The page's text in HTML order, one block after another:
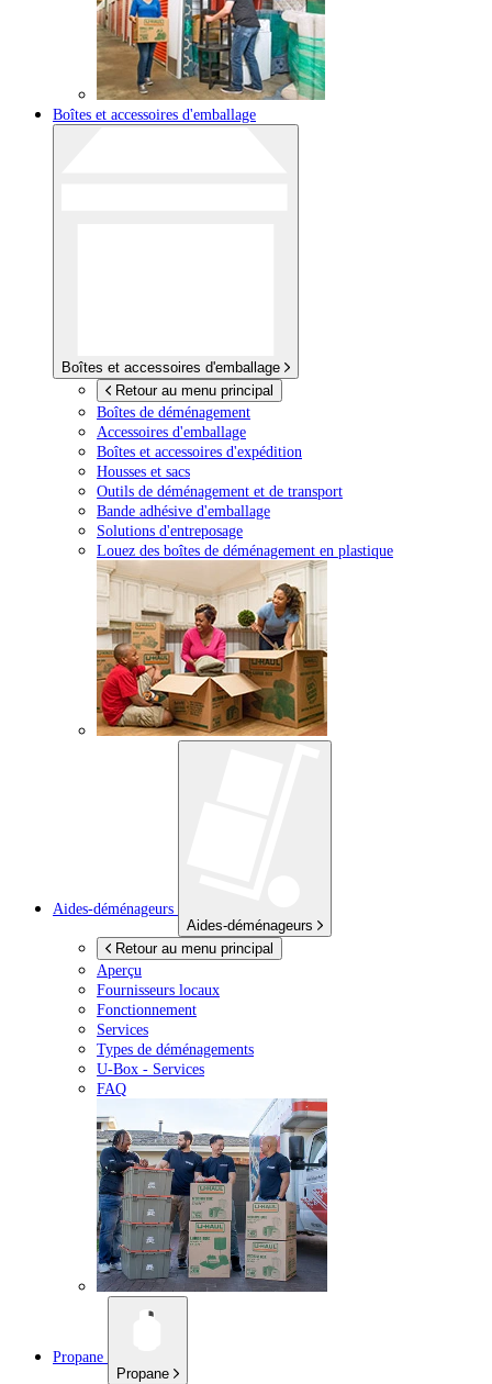
Boîtes et accessoires d'emballage
Boîtes et accessoires d'emballage
Retour au menu principal
Boîtes de déménagement
Accessoires d'emballage
Boîtes et accessoires d'expédition
Housses et sacs
Outils de déménagement et de transport
Bande adhésive d'emballage
Solutions d'entreposage
Louez des boîtes de déménagement en plastique
Aides-déménageurs
Aides-déménageurs
Retour au menu principal
Aperçu
Fournisseurs locaux
Fonctionnement
Services
Types de déménagements
U-Box - Services
FAQ
Propane
Propane